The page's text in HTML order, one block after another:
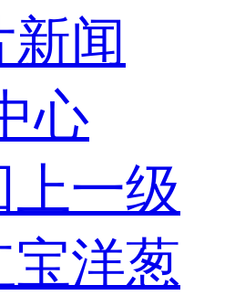
新闻
心
上一级
宝洋葱